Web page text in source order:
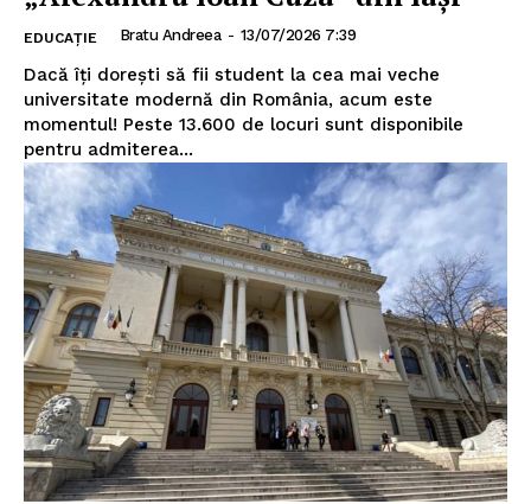
INFO IAȘI
EDUCAȚIE Bratu Andreea - 13/07/2026 7:39
Dacă îți dorești să fii student la cea mai veche
universitate modernă din România, acum este
momentul! Peste 13.600 de locuri sunt disponibile
pentru admiterea...